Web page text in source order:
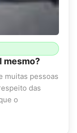
mesmo?
muitas pessoas
das
o